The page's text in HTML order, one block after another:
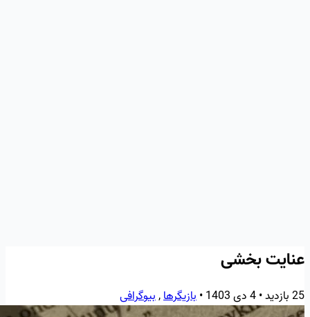
عنایت بخشی
25 بازدید •4 دی 1403 •بازیگرها,بیوگرافی